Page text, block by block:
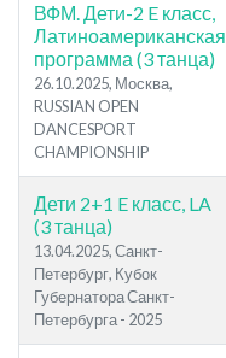
ВФМ. Дети-2 E класс,
Латиноамериканская
программа (3 танца)
26.10.2025, Москва,
RUSSIAN OPEN
DANCESPORT
CHAMPIONSHIP
Дети 2+1 E класс, LA
(3 танца)
13.04.2025, Санкт-
Петербург, Кубок
Губернатора Санкт-
Петербурга - 2025